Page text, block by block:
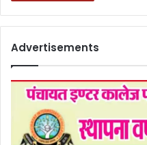
Advertisements